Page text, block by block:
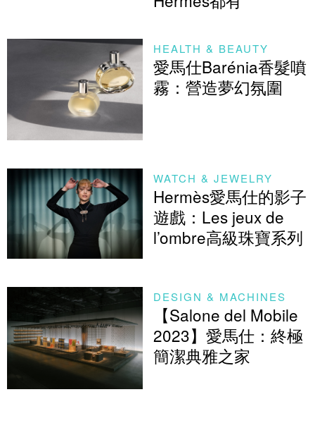
HEALTH & BEAUTY
愛馬仕Barénia香髮噴
霧：營造夢幻氛圍
WATCH & JEWELRY
Hermès愛馬仕的影子
遊戲：Les jeux de
l’ombre高級珠寶系列
DESIGN & MACHINES
【Salone del Mobile
2023】愛馬仕：終極
簡潔典雅之家